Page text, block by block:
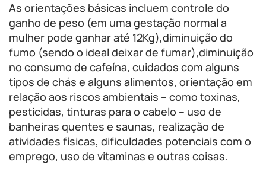
As orientações básicas incluem controle do
ganho de peso (em uma gestação normal a
mulher pode ganhar até 12Kg),diminuição do
fumo (sendo o ideal deixar de fumar),diminuição
no consumo de cafeína, cuidados com alguns
tipos de chás e alguns alimentos, orientação em
relação aos riscos ambientais – como toxinas,
pesticidas, tinturas para o cabelo – uso de
banheiras quentes e saunas, realização de
atividades físicas, dificuldades potenciais com o
emprego, uso de vitaminas e outras coisas.